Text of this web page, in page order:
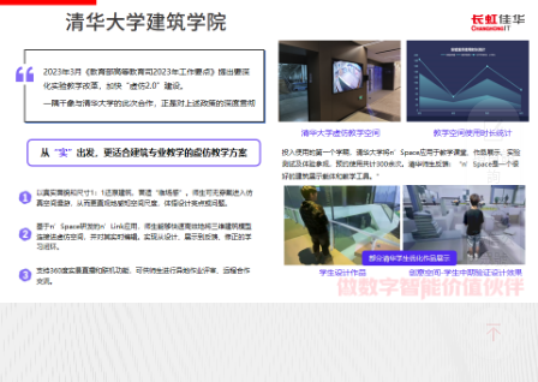
項目諮
微信公
眾號